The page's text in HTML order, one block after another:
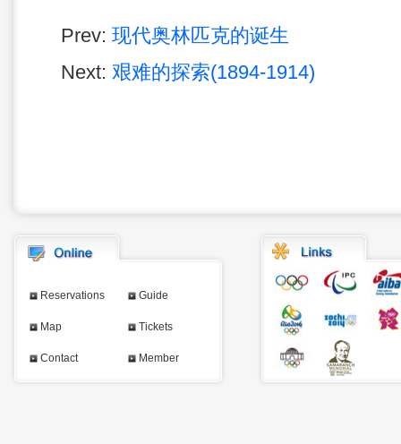
Prev: 现代奥林匹克的诞生
Next: 艰难的探索(1894-1914)
Reservations Guide
Map Tickets
Contact Member